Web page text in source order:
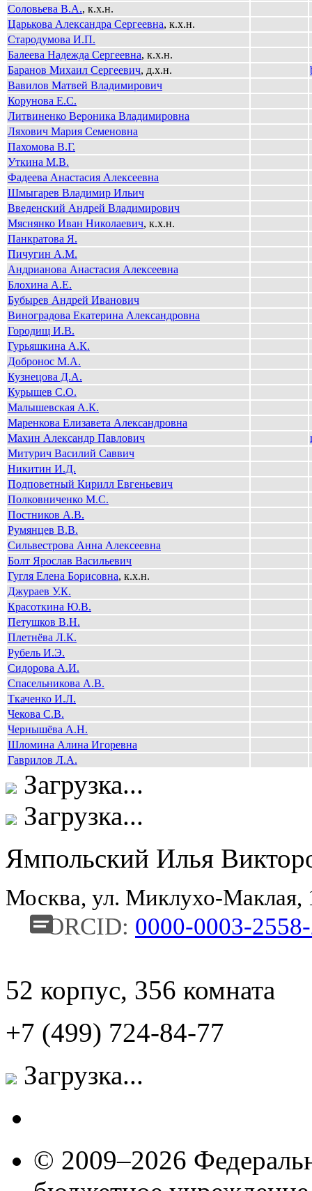
Соловьева В.А., к.х.н.
Царькова Александра Сергеевна, к.х.н.
Стародумова И.П.
Балеева Надежда Сергеевна, к.х.н.
Баранов Михаил Сергеевич, д.х.н.
Вавилов Матвей Владимирович
Корунова Е.С.
Литвиненко Вероника Владимировна
Ляхович Мария Семеновна
Пахомова В.Г.
Уткина М.В.
Фадеева Анастасия Алексеевна
Шмыгарев Владимир Ильич
Введенский Андрей Владимирович
Мяснянко Иван Николаевич, к.х.н.
Панкратова Я.
Пичугин А.М.
Андрианова Анастасия Алексеевна
Блохина А.Е.
Бубырев Андрей Иванович
Виноградова Екатерина Александровна
Городищ И.В.
Гурьяшкина А.К.
Добронос М.А.
Кузнецова Д.А.
Курышев С.О.
Малышевская А.К.
Маренкова Елизавета Александровна
Махин Александр Павлович
Митурич Василий Саввич
Никитин И.Д.
Подповетный Кирилл Евгеньевич
Полковниченко М.С.
Постников А.В.
Румянцев В.В.
Сильвестрова Анна Алексеевна
Болт Ярослав Васильевич
Гугля Елена Борисовна, к.х.н.
Джураев У.К.
Красоткина Ю.В.
Петушков В.Н.
Плетнёва Л.К.
Рубель И.Э.
Сидорова А.И.
Спасельникова А.В.
Ткаченко И.Л.
Чекова С.В.
Чернышёва А.Н.
Шломина Алина Игоревна
Гаврилов Л.А.
Загрузка...
Загрузка...
Ямпольский Илья
Москва, ул. Миклухо-
ORCID: 0000-0003-
52 корпус, 356 комната
+7 (499) 724-84-77
Загрузка...
© 2009–2026